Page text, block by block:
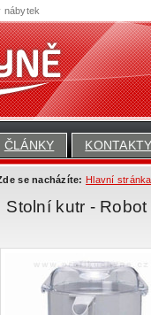
ČLÁNKY
se nacházíte: Hlavní stránka
Stolní kutr -
nábytek